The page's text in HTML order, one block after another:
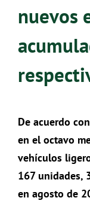
nuevos
De acuerdo
en el octavo
vehículos
167 unidades,
en agosto de